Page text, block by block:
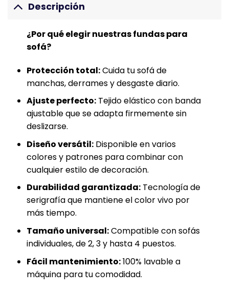
Descripción
¿Por qué elegir nuestras fundas para
sofá?
Protección total:Cuida tu sofá de
manchas, derrames y desgaste diario.
Ajuste perfecto:Tejido elástico con banda
ajustable que se adapta firmemente sin
deslizarse.
Diseño versátil:Disponible en varios
colores y patrones para combinar con
cualquier estilo de decoración.
Durabilidad garantizada:Tecnología de
serigrafía que mantiene el color vivo por
más tiempo.
Tamaño universal:Compatible con sofás
individuales, de 2, 3 y hasta 4 puestos.
Fácil mantenimiento:100% lavable a
máquina para tu comodidad.